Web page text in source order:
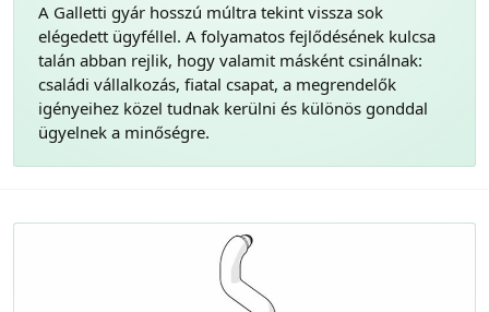
A Galletti gyár hosszú múltra tekint vissza sok
elégedett ügyféllel. A folyamatos fejlődésének kulcsa
talán abban rejlik, hogy valamit másként csinálnak:
családi vállalkozás, fiatal csapat, a megrendelők
igényeihez közel tudnak kerülni és különös gonddal
ügyelnek a minőségre.